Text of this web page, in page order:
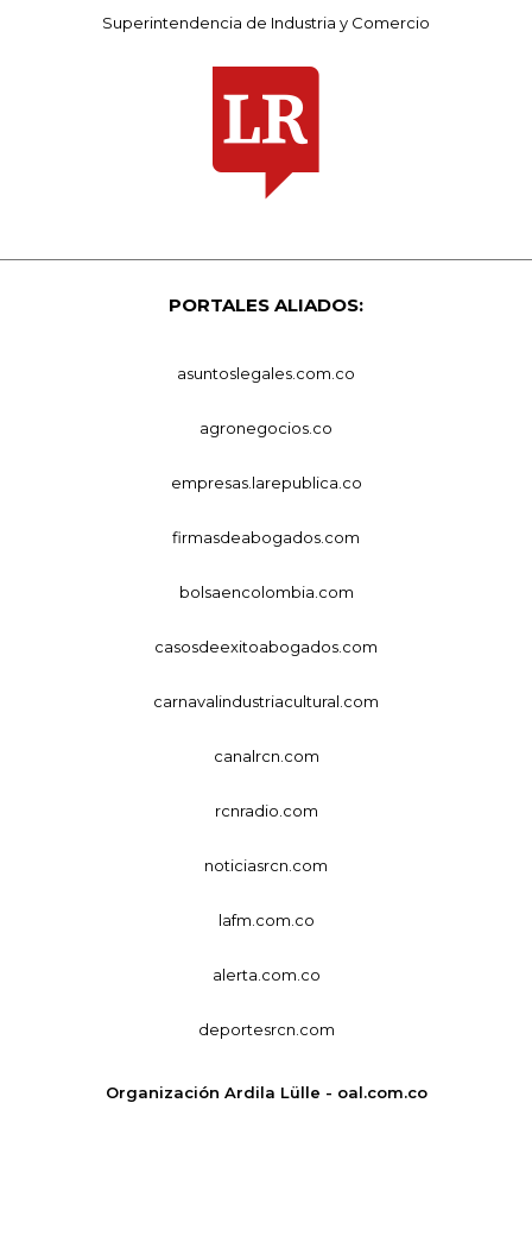
Superintendencia de Industria y Comercio
PORTALES ALIADOS:
asuntoslegales.com.co
agronegocios.co
empresas.larepublica.co
firmasdeabogados.com
bolsaencolombia.com
casosdeexitoabogados.com
carnavalindustriacultural.com
canalrcn.com
rcnradio.com
noticiasrcn.com
lafm.com.co
alerta.com.co
deportesrcn.com
Organización Ardila Lülle - oal.com.co